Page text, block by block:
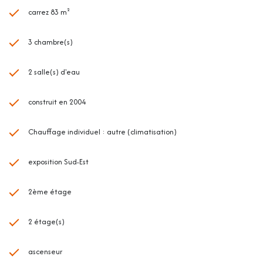
Dégagement avec placards : 5.57m²
Terrasse : 6.47m²
Cave : 2.93m²
Garage + espace stockage : 22.23m²
- Au calme
carrez 83 m²
3 chambre(s)
2 salle(s) d'eau
construit en 2004
Chauffage individuel : autre (climatisation)
exposition Sud-Est
2ème étage
2 étage(s)
ascenseur